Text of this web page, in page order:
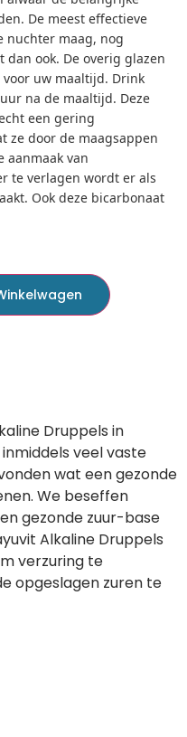
De meest effectieve
nuchter maag, nog
ook. De overig glazen
uw maaltijd. Drink
na de maaltijd. Deze
een gering
ze door de maagsappen
aanmaak van
te verlagen wordt er als
Ook deze bicarbonaat
Druppels in
veel vaste
wat een gezonde
We beseffen
gezonde zuur-base
Alkaline Druppels
verzuring te
opgeslagen zuren te